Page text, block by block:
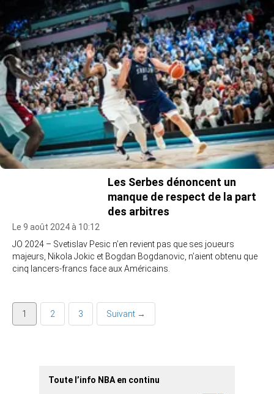
Les Serbes dénoncent un
manque de respect de la part
des arbitres
Le 9 août 2024 à 10:12
JO 2024 – Svetislav Pesic n’en revient pas que ses joueurs
majeurs, Nikola Jokic et Bogdan Bogdanovic, n’aient obtenu que
cinq lancers-francs face aux Américains.
1 2 3 Suivant →
Toute l’info NBA en continu